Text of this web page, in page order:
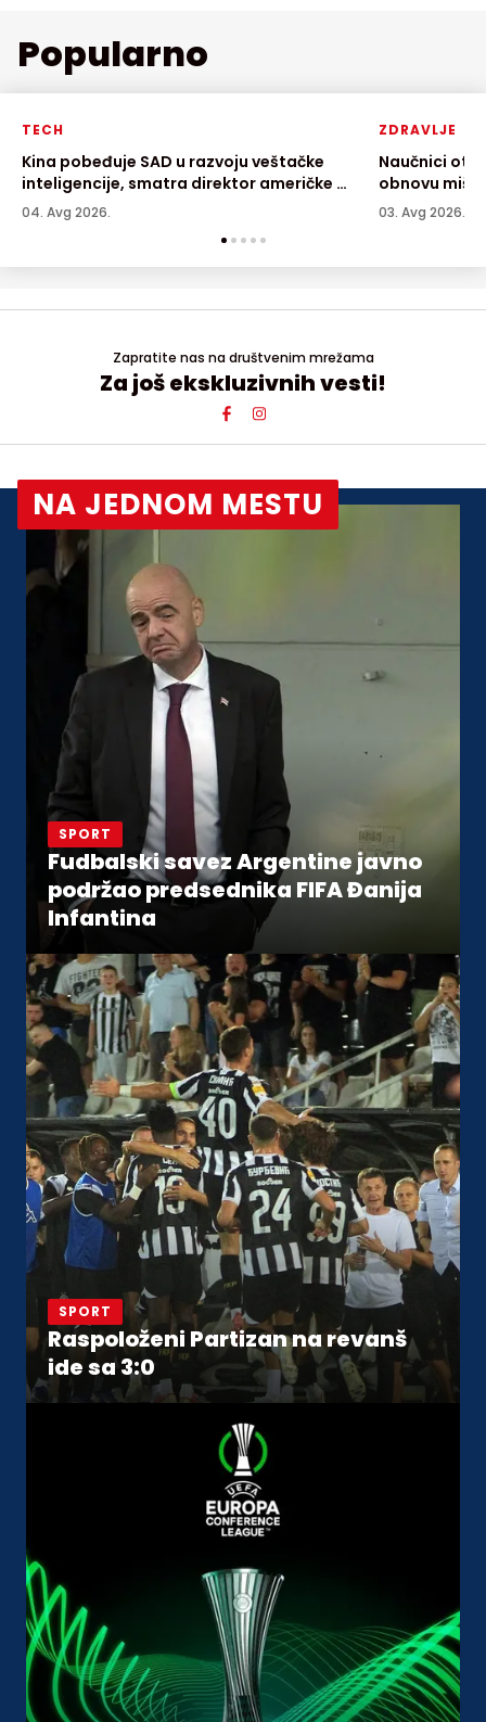
Popularno
TECH
Kina pobeđuje SAD u razvoju veštačke
inteligencije, smatra direktor američke AI
kompanije
04. Avg 2026.
ZDRAVLJE
Naučnici
obnovu
03. Avg 2026.
Zapratite nas na društvenim mrežama
Za još ekskluzivnih vesti!
NA JEDNOM MESTU
SPORT
Fudbalski savez Argentine javno
podržao predsednika FIFA Đanija
Infantina
SPORT
Raspoloženi Partizan na revanš
ide sa 3:0